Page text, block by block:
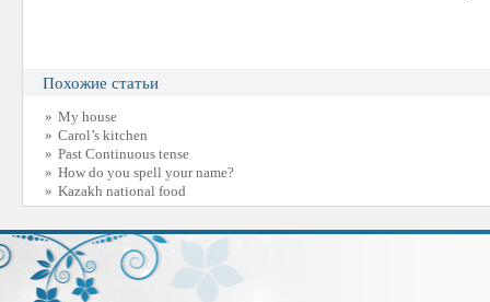
Похожие статьи
» My house
» Carol’s kitchen
» Past Continuous tense
» How do you spell your name?
» Kazakh national food